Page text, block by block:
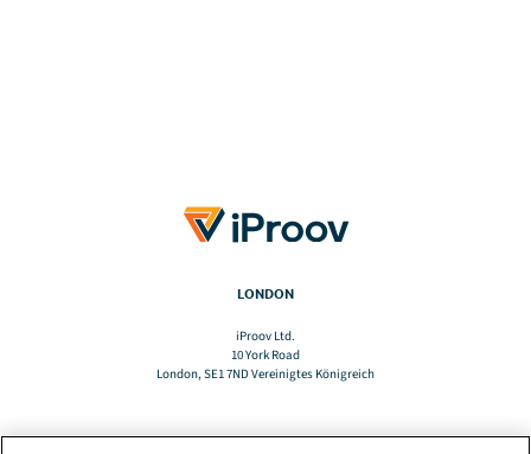
LONDON
iProov Ltd.
10 York Road
London, SE1 7ND Vereinigtes Königreich